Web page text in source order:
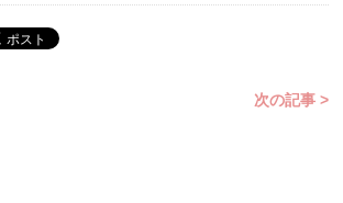
次の記事 >